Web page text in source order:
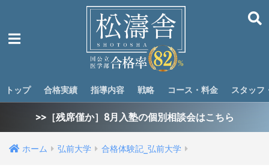
トップ 合格実績 指導内容 戦略 コース・料金 スタッフ
>>［残席僅か］8月入塾の個別相談会はこちら
ホーム 弘前大学 合格体験記_弘前大学